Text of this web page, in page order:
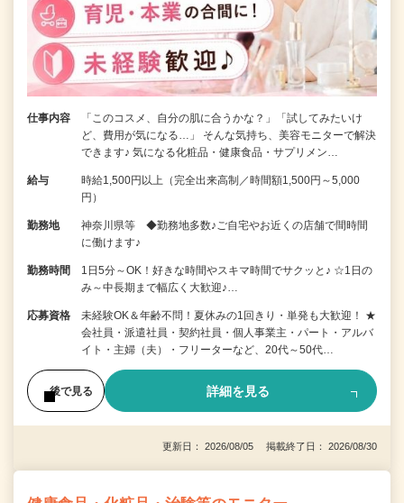
仕事内容
「このコスメ、自分の肌に合うかな？」「試してみたいけ
ど、費用が気になる…」 そんな気持ち、美容モニターで解決
できます♪ 気になる化粧品・健康食品・サプリメン…
給与
時給1,500円以上（完全出来高制／時間額1,500円～5,000
円）
勤務地
神奈川県等 ◆勤務地多数♪ご自宅やお近くの店舗で間時間
に働けます♪
勤務時間
1日5分～OK！好きな時間やスキマ時間でサクッと♪ ☆1日の
み～中長期まで幅広く大歓迎♪…
応募資格
未経験OK＆年齢不問！夏休みの1回きり・単発も大歓迎！ ★
会社員・派遣社員・契約社員・個人事業主・パート・アルバ
イト・主婦（夫）・フリーターなど、20代～50代…
後で見る 詳細を見る
更新日： 2026/08/05 掲載終了日： 2026/08/30